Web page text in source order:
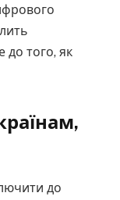
до того, як
до